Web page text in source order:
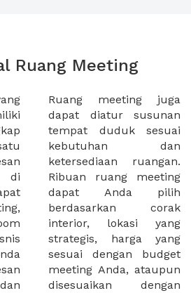
Ruang Meeting
di